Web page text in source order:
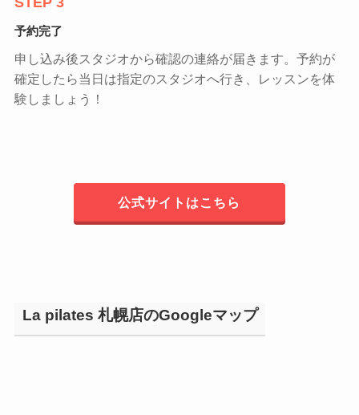
予約完了
申し込み後スタジオから確認の連絡が届きます。予約が
確定したら当日は指定のスタジオへ行き、レッスンを体
験しましょう！
公式サイトはこちら
La pilates 札幌店のGoogleマップ